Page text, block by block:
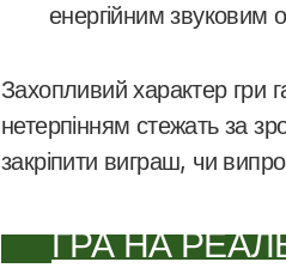
енергійним
Захопливий характер гри
нетерпінням стежать за
закріпити виграш, чи
ГРА НА